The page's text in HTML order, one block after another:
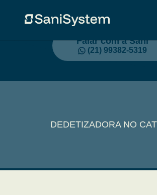
Falar com a Sani
(21) 99382-5319
DEDETIZADORA NO